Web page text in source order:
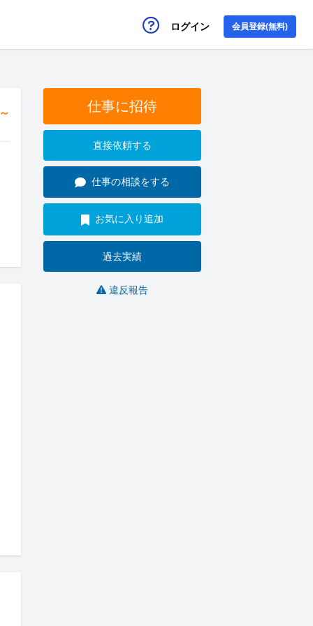
ログイン 会員登録(無料)
仕事に招待
直接依頼する
仕事の相談をする
お気に入り追加
過去実績
違反報告